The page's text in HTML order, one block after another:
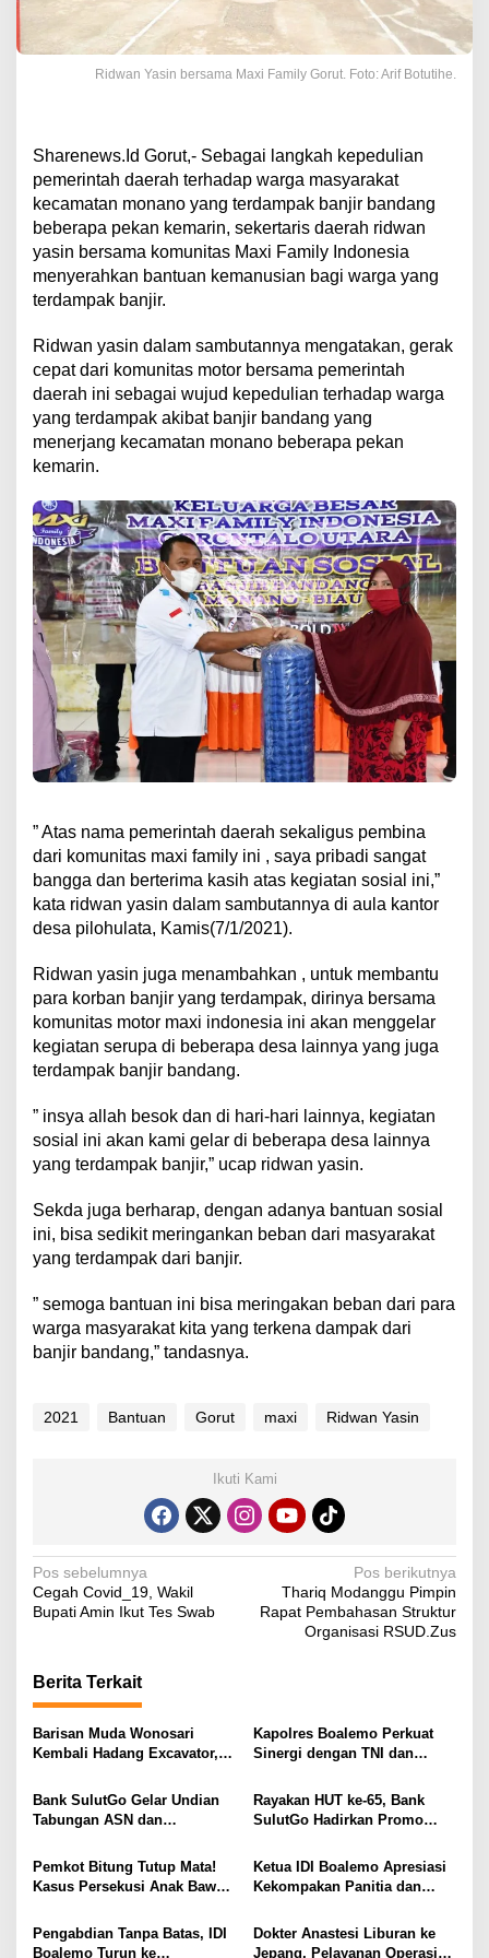
Ridwan Yasin bersama Maxi Family Gorut. Foto: Arif Botutihe.
Sharenews.Id Gorut,- Sebagai langkah kepedulian
pemerintah daerah terhadap warga masyarakat
kecamatan monano yang terdampak banjir bandang
beberapa pekan kemarin, sekertaris daerah ridwan
yasin bersama komunitas Maxi Family Indonesia
menyerahkan bantuan kemanusian bagi warga yang
terdampak banjir.
Ridwan yasin dalam sambutannya mengatakan, gerak
cepat dari komunitas motor bersama pemerintah
daerah ini sebagai wujud kepedulian terhadap warga
yang terdampak akibat banjir bandang yang
menerjang kecamatan monano beberapa pekan
kemarin.
” Atas nama pemerintah daerah sekaligus pembina
dari komunitas maxi family ini , saya pribadi sangat
bangga dan berterima kasih atas kegiatan sosial ini,”
kata ridwan yasin dalam sambutannya di aula kantor
desa pilohulata, Kamis(7/1/2021).
Ridwan yasin juga menambahkan , untuk membantu
para korban banjir yang terdampak, dirinya bersama
komunitas motor maxi indonesia ini akan menggelar
kegiatan serupa di beberapa desa lainnya yang juga
terdampak banjir bandang.
” insya allah besok dan di hari-hari lainnya, kegiatan
sosial ini akan kami gelar di beberapa desa lainnya
yang terdampak banjir,” ucap ridwan yasin.
Sekda juga berharap, dengan adanya bantuan sosial
ini, bisa sedikit meringankan beban dari masyarakat
yang terdampak dari banjir.
” semoga bantuan ini bisa meringakan beban dari para
warga masyarakat kita yang terkena dampak dari
banjir bandang,” tandasnya.
2021 Bantuan Gorut maxi Ridwan Yasin
Ikuti Kami
N
a
i
g
a
s
i
p
o
s
Pos sebelumnya
Cegah Covid_19, Wakil
Bupati Amin Ikut Tes Swab
Pos berikutnya
Thariq Modanggu Pimpin
Rapat Pembahasan Struktur
Organisasi RSUD.Zus
Berita Terkait
Barisan Muda Wonosari
Kembali Hadang Excavator,
Dipulangkan
Kapolres Boalemo Perkuat
Sinergi dengan TNI dan
Silaturahmi
Bank SulutGo Gelar Undian
Tabungan ASN dan
dan 51 Sepeda Motor
Rayakan HUT ke-65, Bank
SulutGo Hadirkan Promo
ASN, PPPK, dan Pensiunan
Pemkot Bitung Tutup Mata!
Kasus Persekusi Anak Bawah
Katung Tanpa Atensi
Ketua IDI Boalemo Apresiasi
Kekompakan Panitia dan
pada HBDI ke-118
Pengabdian Tanpa Batas, IDI
Boalemo Turun ke
Dokter Anastesi Liburan ke
Jepang, Pelayanan Operasi